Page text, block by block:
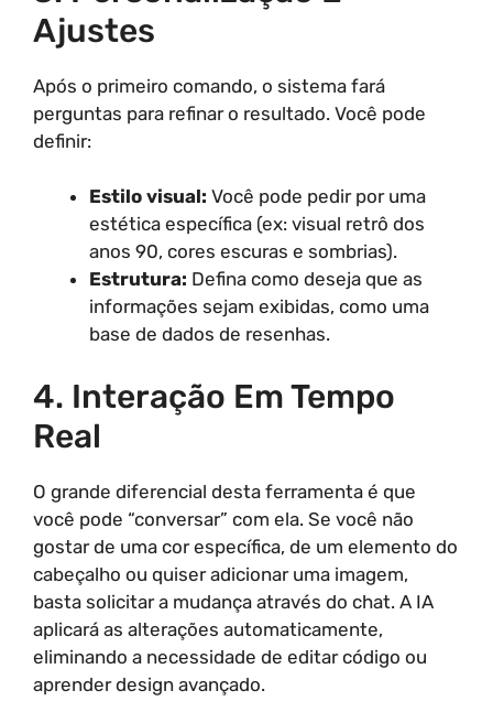
Ajustes
Após o primeiro comando, o sistema fará
perguntas para refinar o resultado. Você pode
definir:
Estilo visual: Você pode pedir por uma
estética específica (ex: visual retrô dos
anos 90, cores escuras e sombrias).
Estrutura: Defina como deseja que as
informações sejam exibidas, como uma
base de dados de resenhas.
4. Interação Em Tempo
Real
O grande diferencial desta ferramenta é que
você pode “conversar” com ela. Se você não
gostar de uma cor específica, de um elemento do
cabeçalho ou quiser adicionar uma imagem,
basta solicitar a mudança através do chat. A IA
aplicará as alterações automaticamente,
eliminando a necessidade de editar código ou
aprender design avançado.